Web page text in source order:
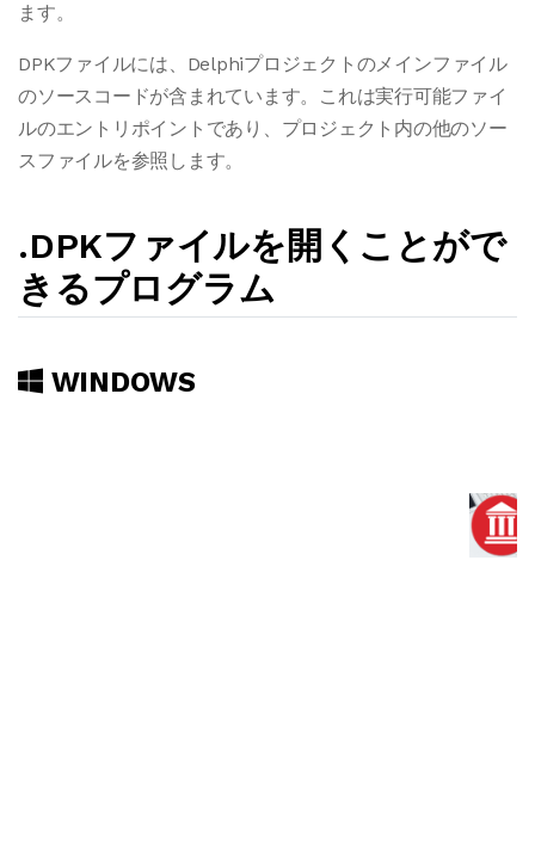
ます。
DPKファイルには、Delphiプロジェクトのメインファイル
のソースコードが含まれています。これは実行可能ファイ
ルのエントリポイントであり、プロジェクト内の他のソー
スファイルを参照します。
.DPKファイルを開くことがで
きるプログラム
WINDOWS